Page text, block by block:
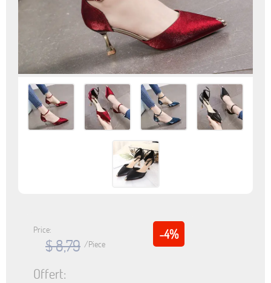
-4%
Price:
$ 8,79 /Piece
Offert: